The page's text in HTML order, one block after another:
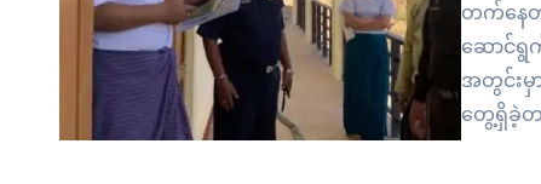
တက်နေတ
ဆောင်ရွ
အတွင်းမှ
တွေ့ရှိခဲ့တ